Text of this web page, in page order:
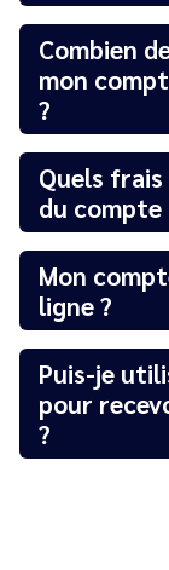
Combien
mon
?
Quels
du compte
Mon
ligne ?
Puis-je
pour
?